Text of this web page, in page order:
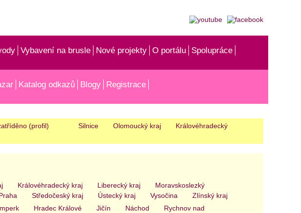
Vybavení na brusle Nové projekty O portálu Spolupráce
Katalog odkazů Blogy Registrace
(profil) Silnice Olomoucký kraj
Královéhradecký
Královéhradecký kraj Liberecký kraj
Moravskoslezký
Středočeský kraj Ústecký kraj Vysočina
Zlínský kraj
Hradec Králové Jičín Náchod
Rychnov nad